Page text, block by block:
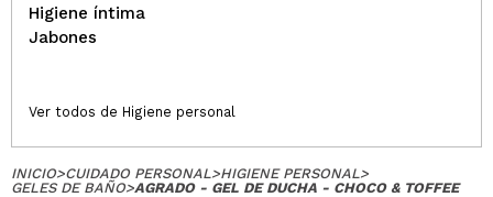
Higiene íntima
Jabones
Ver todos de Higiene personal
INICIO>CUIDADO PERSONAL>HIGIENE PERSONAL>
GELES DE BAÑO>AGRADO - GEL DE DUCHA - CHOCO & TOFFEE